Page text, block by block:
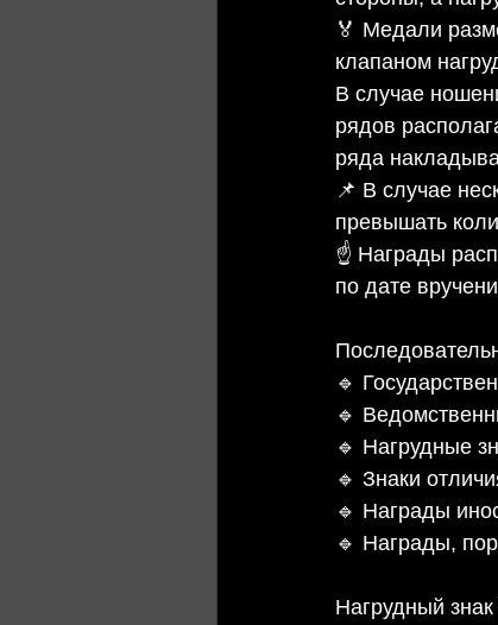
🏅 Медали
клапаном
В случае
рядов
ряда
📌 В случае
превышать
☝️ Награды
по дате
🔹
🔹
🔹 Нагрудные
🔹 Знаки
🔹 Награды
🔹 Награды,
Нагрудный